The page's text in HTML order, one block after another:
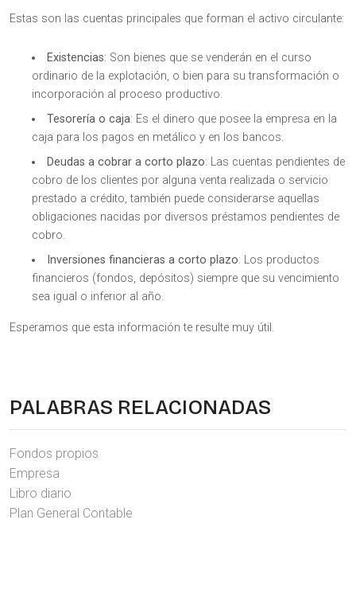
Estas son las cuentas principales que forman el activo circulante:
Existencias: Son bienes que se venderán en el curso
ordinario de la explotación, o bien para su transformación o
incorporación al proceso productivo.
Tesorería o caja: Es el dinero que posee la empresa en la
caja para los pagos en metálico y en los bancos.
Deudas a cobrar a corto plazo: Las cuentas pendientes de
cobro de los clientes por alguna venta realizada o servicio
prestado a crédito, también puede considerarse aquellas
obligaciones nacidas por diversos préstamos pendientes de
cobro.
Inversiones financieras a corto plazo: Los productos
financieros (fondos, depósitos) siempre que su vencimiento
sea igual o inferior al año.
Esperamos que esta información te resulte muy útil.
PALABRAS RELACIONADAS
Fondos propios
Empresa
Libro diario
Plan General Contable